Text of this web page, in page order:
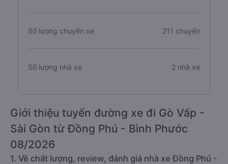
Số lượng chuyến xe 211 chuyến
Số lượng nhà xe 2 nhà xe
Giới thiệu tuyến đường xe đi Gò Vấp -
Sài Gòn từ Đồng Phú - Bình Phước
08/2026
1. Về chất lượng, review, đánh giá nhà xe Đồng Phú -